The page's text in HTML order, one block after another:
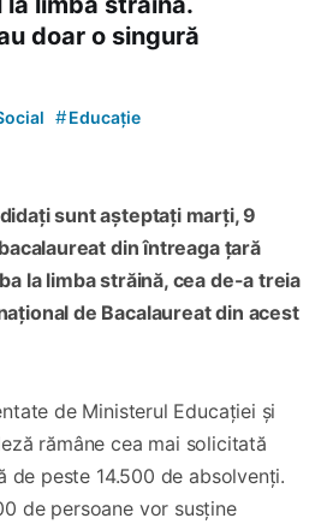
doar o singură
#Educație
sunt așteptați marți, 9
din întreaga țară
la limba străină, cea de-a treia
de Bacalaureat din acest
de Ministerul Educației și
rămâne cea mai solicitată
de peste 14.500 de absolvenți.
de persoane vor susține